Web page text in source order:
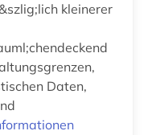
kleinerer
Daten,